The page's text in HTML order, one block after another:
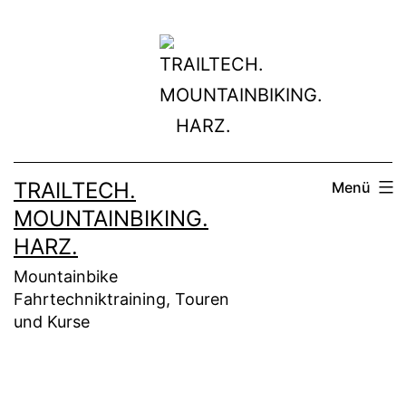
TRAILTECH.
MOUNTAINBIKING.
HARZ.
Mountainbike
Fahrtechniktraining, Touren
und Kurse
Menü